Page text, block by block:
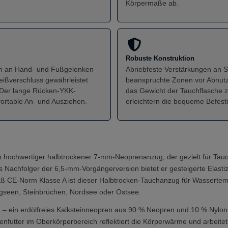
Körpermaße ab.
an Hand- und Fußgelenken
gewährleistet
lange Rücken-YKK-
An- und Ausziehen.
Robuste Konstruktion
Abriebfeste Verstärkungen an
beanspruchte Zonen vor
das Gewicht der Tauchflasche
erleichtern die bequeme
hochwertiger halbtrockener 7-mm-Neoprenanzug, der gezielt für
der 6,5-mm-Vorgängerversion bietet er gesteigerte
Norm Klasse A ist dieser Halbtrocken-Tauchanzug für
Steinbrüchen, Nordsee oder Ostsee.
ein erdölfreies Kalksteinneopren aus 90 % Neopren und 10 %
im Oberkörperbereich reflektiert die Körperwärme und